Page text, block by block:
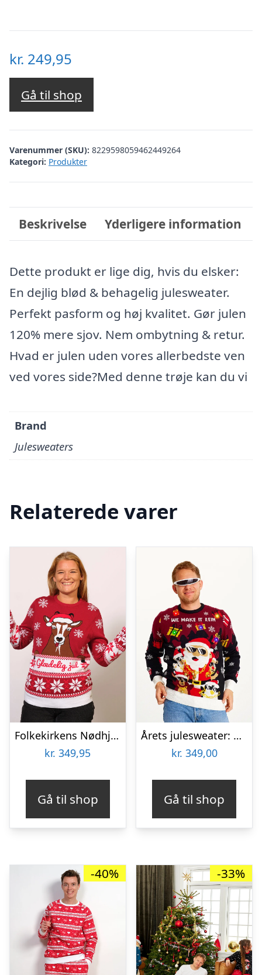
kr. 249,95
Gå til shop
Varenummer (SKU): 8229598059462449264
Kategori: Produkter
Beskrivelse Yderligere information
Dette produkt er lige dig, hvis du elsker:
En dejlig blød & behagelig julesweater.
Perfekt pasform og høj kvalitet. Gør julen
120% mere sjov. Nem ombytning & retur.
Hvad er julen uden vores allerbedste ven
ved vores side?Med denne trøje kan du vi
Brand
Julesweaters
Relaterede varer
Folkekirkens Nødhjælp Julesweater – dame / kvinder.
kr. 349,95
Gå til shop
Årets julesweater: Make It Rein – herre / mænd. Ugly Christmas Sweater lavet i Danmark
kr. 349,00
Gå til shop
-40% -33%